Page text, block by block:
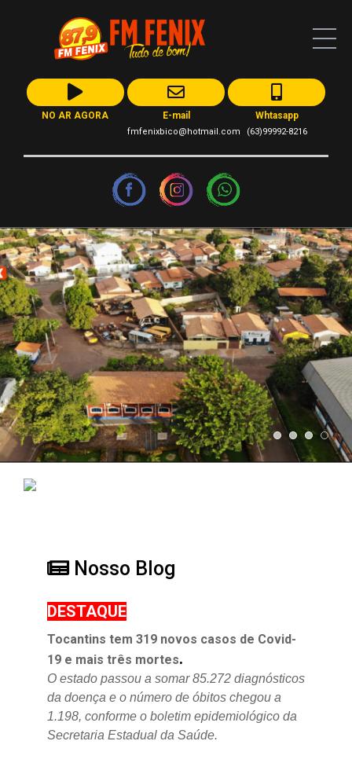
NO AR AGORA E-mail
fmfenixbico@hotmail.com
Whtasapp
(63)99992-8216
Nosso Blog
DESTAQUE
Tocantins tem 319 novos casos de Covid-
19 e mais três mortes.
O estado passou a somar 85.272 diagnósticos
da doença e o número de óbitos chegou a
1.198, conforme o boletim epidemiológico da
Secretaria Estadual da Saúde.